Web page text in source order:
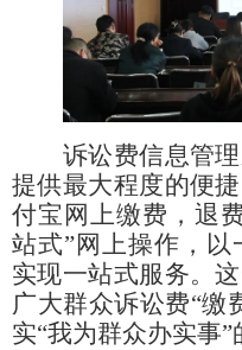
诉讼费信息管
提供最大程度的便
付宝网上缴费，退
站式”网上操作，
实现一站式服务。
广大群众诉讼费“缴
实“我为群众办实事”